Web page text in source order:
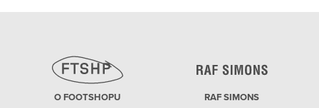
O FOOTSHOPU RAF SIMONS